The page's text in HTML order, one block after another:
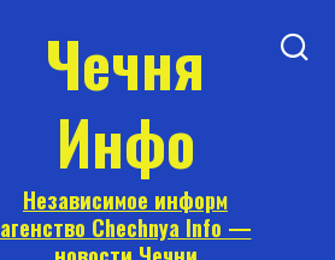
Чечня
Инфо
Независимое информ
агенство Chechnya Info —